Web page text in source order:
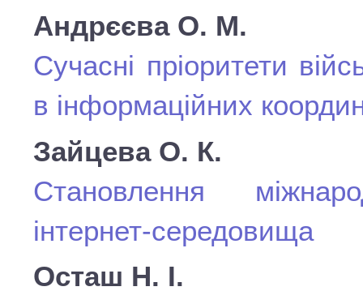
Андрєєва О. М.
Сучасні пріоритети
в інформаційних
Зайцева О. К.
Становлення
інтернет-середовища
Осташ Н. І.